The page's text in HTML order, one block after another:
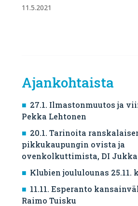
11.5.2021
Ajankohtaista
27.1. Ilmastonmuutos ja
Pekka Lehtonen
20.1. Tarinoita
pikkukaupungin ovista ja
ovenkolkuttimista, DI Jukka
Klubien joululounas 25.11.
11.11. Esperanto
Raimo Tuisku